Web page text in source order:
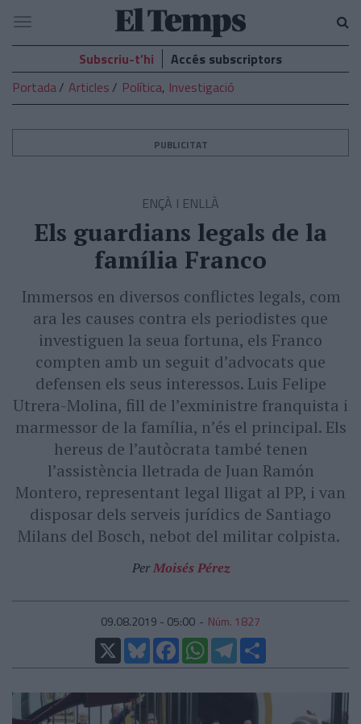
El
Temps
Navegació
Subscriu-t’hi
Accés subscriptors
Portada
Articles Política, Investigació
PUBLICITAT
ENÇÀ I ENLLÀ
Els guardians legals de la
família Franco
Immersos en diversos conflictes legals, com
ara les causes contra els periodistes que
investiguen la seua fortuna, els Franco
compten amb un seguit d’advocats que
defensen els seus interessos. Luis Felipe
Utrera-Molina, fill de l’exministre franquista i
marmessor de la família, n’és el principal. Els
hereus de l’autòcrata també tenen
l’assistència lletrada de Juan Ramón
Montero, representant legal lligat al PP, i van
disposar dels serveis jurídics de Santiago
Milans del Bosch, nebot del militar colpista.
PerMoisés Pérez
09.08.2019 - 05:00
Núm. 1827
X
BlueskyFacebookWhatsAppTelegram